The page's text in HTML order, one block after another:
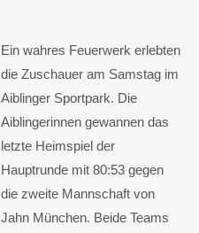
Ein wahres Feuerwerk erlebten
die Zuschauer am Samstag im
Aiblinger Sportpark. Die
Aiblingerinnen gewannen das
letzte Heimspiel der
Hauptrunde mit 80:53 gegen
die zweite Mannschaft von
Jahn München. Beide Teams